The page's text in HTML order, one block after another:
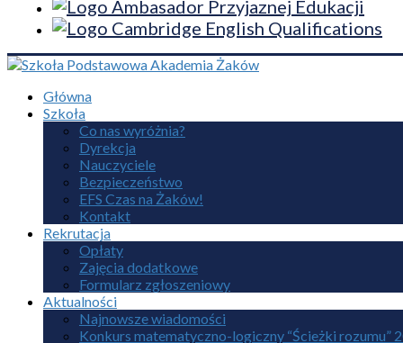
Główna
Szkoła
Co nas wyróżnia?
Dyrekcja
Nauczyciele
Bezpieczeństwo
EFS Czas na Żaków!
Kontakt
Rekrutacja
Opłaty
Zajęcia dodatkowe
Formularz zgłoszeniowy
Aktualności
Najnowsze wiadomości
Konkurs matematyczno-logiczny “Ścieżki rozumu”